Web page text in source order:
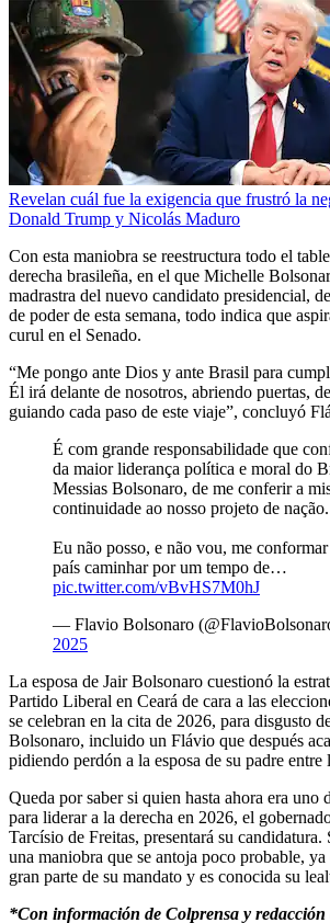
Revelan cuál fue la exigencia que frustró la
Donald Trump y Nicolás Maduro
Con esta maniobra se reestructura todo el
derecha brasileña, en el que Michelle
madrastra del nuevo candidato presidencial,
de poder de esta semana, todo indica que
curul en el Senado.
“Me pongo ante Dios y ante Brasil para
Él irá delante de nosotros, abriendo puertas,
guiando cada paso de este viaje”, concluyó
É com grande responsabilidade que
da maior liderança política e moral do
Messias Bolsonaro, de me conferir a
continuidade ao nosso projeto de nação.
Eu não posso, e não vou, me
país caminhar por um tempo de…
pic.twitter.com/vBvHS7M0hJ
— Flavio Bolsonaro
2025
La esposa de Jair Bolsonaro cuestionó la
Partido Liberal en Ceará de cara a las
se celebran en la cita de 2026, para disgusto
Bolsonaro, incluido un Flávio que después
pidiendo perdón a la esposa de su padre entre
Queda por saber si quien hasta ahora era uno
para liderar a la derecha en 2026, el
Tarcísio de Freitas, presentará su candidatura.
una maniobra que se antoja poco probable,
gran parte de su mandato y es conocida su
*Con información de Colprensa y redacción